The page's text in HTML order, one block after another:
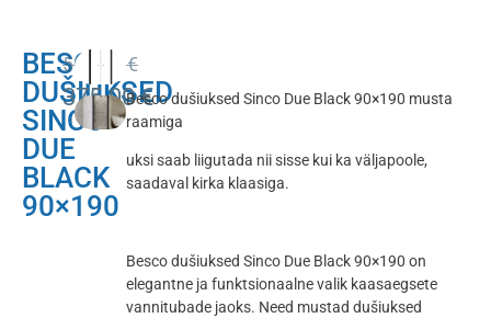
BESCO
DUŠIUKSED
SINCO
DUE
BLACK
90×190
500.00€
375.00€
Besco dušiuksed Sinco Due Black 90×190 musta
raamiga
uksi saab liigutada nii sisse kui ka väljapoole,
saadaval kirka klaasiga.
Besco dušiuksed Sinco Due Black 90×190 on
elegantne ja funktsionaalne valik kaasaegsete
vannitubade jaoks. Need mustad dušiuksed